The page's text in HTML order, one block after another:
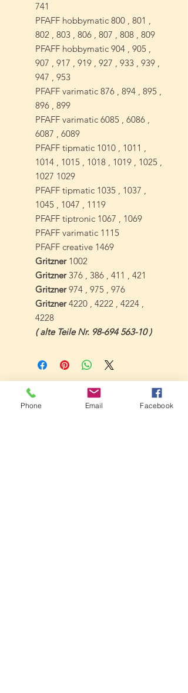
741
PFAFF hobbymatic 800 , 801 ,
802 , 803 , 806 , 807 , 808 , 809
PFAFF hobbymatic 904 , 905 ,
907 , 917 , 919 , 927 , 933 , 939 ,
947 , 953
PFAFF varimatic 876 , 894 , 895 ,
896 , 899
PFAFF varimatic 6085 , 6086 ,
6087 , 6089
PFAFF tipmatic 1010 , 1011 ,
1014 , 1015 , 1018 , 1019 , 1025 ,
1027 1029
PFAFF tipmatic 1035 , 1037 ,
1045 , 1047 , 1119
PFAFF tiptronic 1067 , 1069
PFAFF varimatic 1115
PFAFF creative 1469
Gritzner 1002
Gritzner376 , 386 , 411 , 421
Gritzner974 , 975 , 976
Gritzner4220 , 4222 , 4224 ,
4228
( alte Teile Nr. 98-694 563-10 )
Datenschutz
Phone Email Facebook